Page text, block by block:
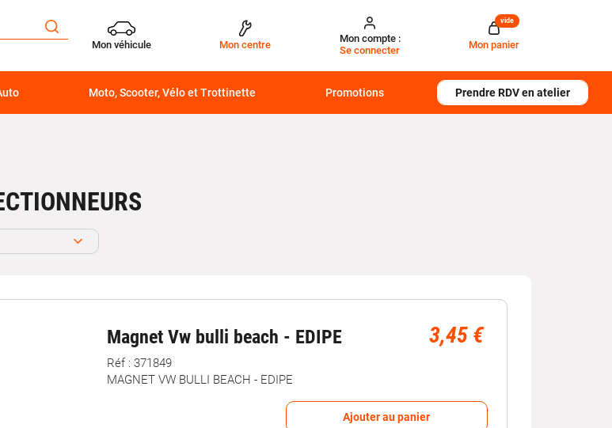
Mon véhicule Mon centre
Mon compte :
Se connecter
Mon panier
vide
Moto, Scooter, Vélo et Trottinette Promotions Prendre RDV en atelier
Magnet Vw bulli beach - EDIPE 3,45 €
Réf : 371849
MAGNET VW BULLI BEACH - EDIPE
Ajouter au panier